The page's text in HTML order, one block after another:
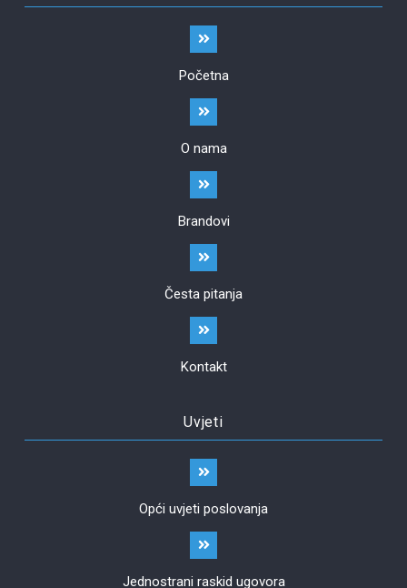
Početna
O nama
Brandovi
Česta pitanja
Kontakt
Uvjeti
Opći uvjeti poslovanja
Jednostrani raskid ugovora